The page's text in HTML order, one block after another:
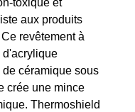
toxique et
aux produits
revêtement à
d'acrylique
céramique sous
crée une mince
Thermoshield